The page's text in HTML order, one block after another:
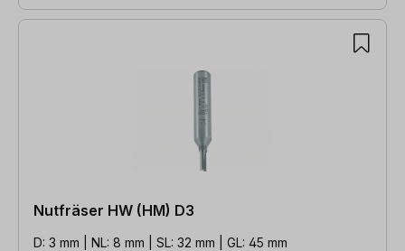
Nutfräser HW (HM) D3
D: 3 mm | NL: 8 mm | SL: 32 mm | GL: 45 mm